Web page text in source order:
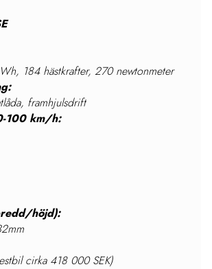
184 hästkrafter, 270 newtonmeter
framhjulsdrift
100 km/h:
höjd):
cirka 418 000 SEK)